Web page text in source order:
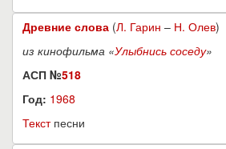
Древние слова (Л. Гарин – Н. Олев)
из кинофильма «Улыбнись соседу»
АСП №518
Год: 1968
Текстпесни